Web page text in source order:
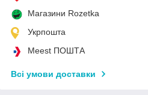
Магазини Rozetka
Укрпошта
Meest ПОШТА
Всі умови доставки